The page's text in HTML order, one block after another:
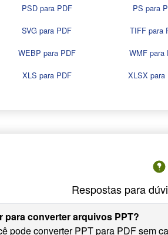
PSD para PDF PS para
SVG para PDF TIFF para
WEBP para PDF WMF para
XLS para PDF XLSX para
Respostas para
para converter arquivos PPT?
pode converter PPT para PDF sem